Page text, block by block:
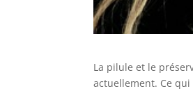
La pilule et le
actuellement. Ce